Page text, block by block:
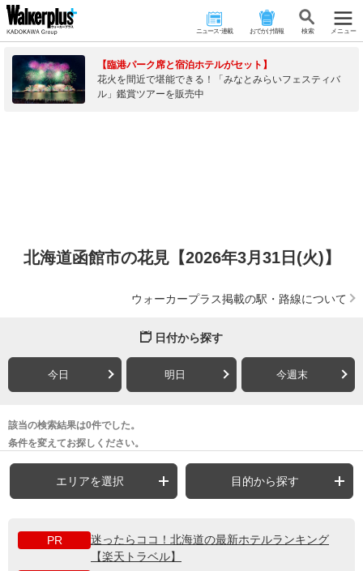
ニュース･連載 おでかけ情報 検 索 メニュー
【臨港パーク席と宿泊ホテルがセット】
花火を間近で堪能できる！「みなとみらいフェスティバ
ル」鑑賞ツアーを販売中
北海道函館市の花見【2026年3月31日(火)】
ウォーカープラス掲載の駅・路線について
日付から探す
今日 明日 今週末
該当の検索結果は0件でした。
条件を変えてお探しください。
エリアを選択 目的から探す
PR
迷ったらココ！北海道の最新ホテルランキング
【楽天トラベル】